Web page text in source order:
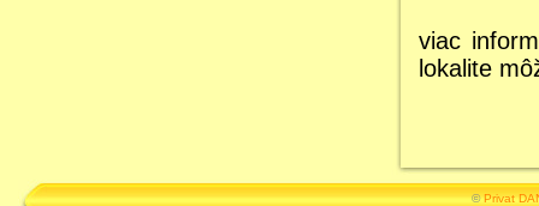
viac
lokalite
©Privat